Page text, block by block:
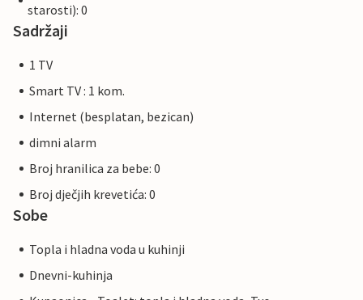
starosti): 0
Sadržaji
1 TV
Smart TV : 1 kom.
Internet (besplatan, bezican)
dimni alarm
Broj hranilica za bebe: 0
Broj dječjih krevetića: 0
Sobe
Topla i hladna voda u kuhinji
Dnevni-kuhinja